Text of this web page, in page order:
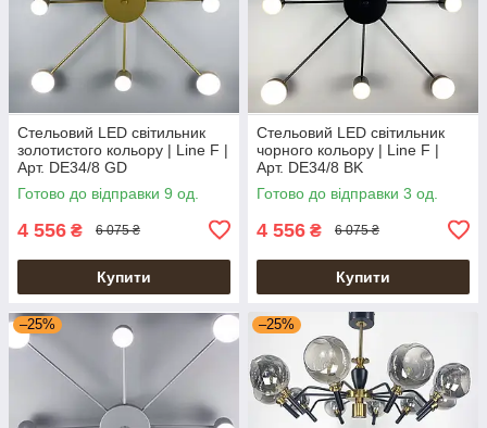
Стельовий LED світильник
золотистого кольору | Line F |
Арт. DE34/8 GD
Готово до відправки 9 од.
4 556 ₴ 6 075 ₴
Купити
Стельовий LED світильник
чорного кольору | Line F |
Арт. DE34/8 BK
Готово до відправки 3 од.
4 556 ₴ 6 075 ₴
Купити
–25% –25%